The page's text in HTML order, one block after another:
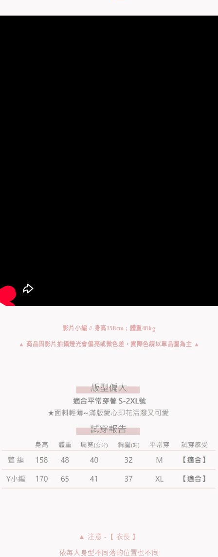
影片小編 // 身高158cm ; 體重48kg
▲ 商品因影片拍攝燈光會偏亮或微色差，實際色請以單品圖為主 ▲
▲ 注意 -【 衣長 】
依每人身型不同落的位置也不同